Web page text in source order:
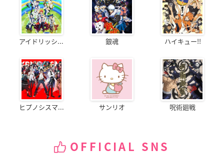
アイドリッシ... 銀魂 ハイキュー!!
ヒプノシスマ... サンリオ 呪術廻戦
OFFICIAL SNS